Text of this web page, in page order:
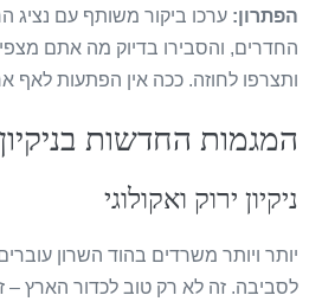
הפתרון:ערכו ביקור משותף עם נציג
החדרים, והסבירו בדיוק מה אתם
ותצרפו לחוזה. ככה אין הפתעות לאף
המגמות החדשות
ניקיון ירוק ואקולוגי
יותר ויותר משרדים בהוד השרון עוברים
לסביבה. זה לא רק טוב לכדור הארץ –